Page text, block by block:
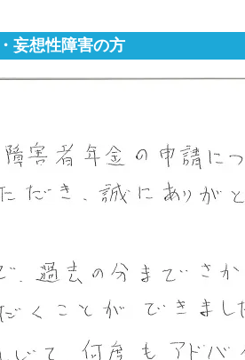
妄想性障害の方